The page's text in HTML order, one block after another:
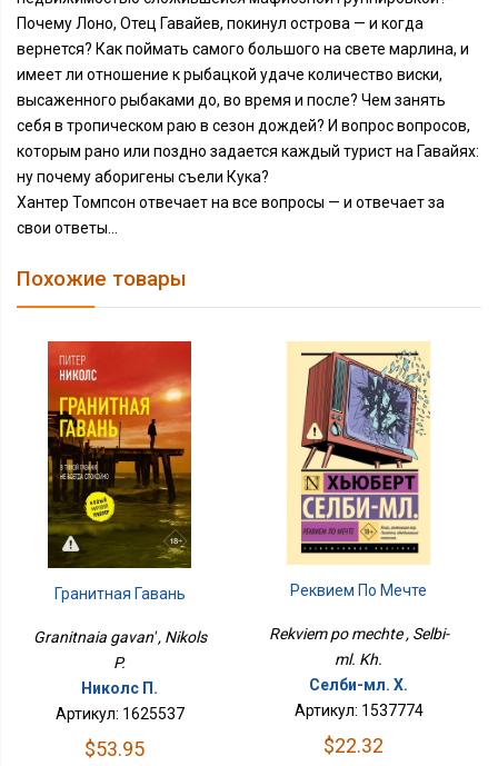
Почему Лоно, Отец Гавайев, покинул острова — и когда
вернется? Как поймать самого большого на свете марлина, и
имеет ли отношение к рыбацкой удаче количество виски,
высаженного рыбаками до, во время и после? Чем занять
себя в тропическом раю в сезон дождей? И вопрос вопросов,
которым рано или поздно задается каждый турист на Гавайях:
ну почему аборигены съели Кука?
Хантер Томпсон отвечает на все вопросы — и отвечает за
свои ответы...
Похожие товары
Гранитная Гавань
Granitnaia gavan' , Nikols
P.
Николс П.
Артикул: 1625537
$53.95
Реквием По Мечте
Rekviem po mechte , Selbi-
ml. Kh.
Селби-мл. Х.
Артикул: 1537774
$22.32